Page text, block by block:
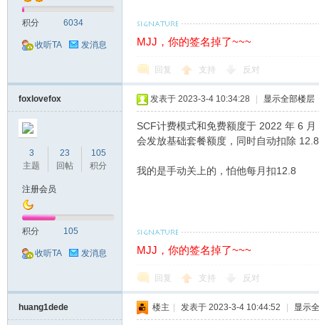
积分 6034
收听TA 发消息 MJJ，你的签名掉了~~~
回复 支持 反对
foxlovefox
3
主题
23
回帖
105
积分
注册会员
积分 105
收听TA 发消息
发表于 2023-3-4 10:34:28 显示全部楼层
SCF计费模式和免费额度于 2022 年 6
会发放基础套餐额度，同时自动扣除
我的是手动关上的，怕他每月扣12.8
MJJ，你的签名掉了~~~
回复 支持 反对
huang1dede 楼主 发表于 2023-3-4 10:44:52 显示